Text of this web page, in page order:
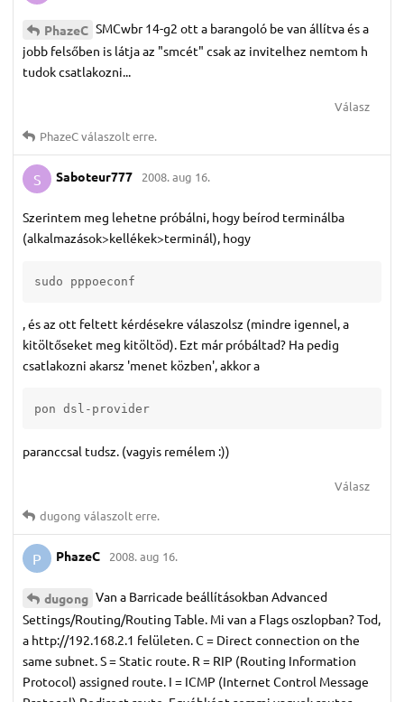
PhazeC SMCwbr 14-g2 ott a barangoló be van állítva és a
jobb felsőben is látja az "smcét" csak az invitelhez nemtom h
tudok csatlakozni...
Válasz
PhazeCválaszolt erre.
S Saboteur777 2008. aug 16.
Szerintem meg lehetne próbálni, hogy beírod terminálba
(alkalmazások>kellékek>terminál), hogy
sudo pppoeconf
, és az ott feltett kérdésekre válaszolsz (mindre igennel, a
kitöltőseket meg kitöltöd). Ezt már próbáltad? Ha pedig
csatlakozni akarsz 'menet közben', akkor a
pon dsl-provider
paranccsal tudsz. (vagyis remélem :))
Válasz
dugong válaszolt erre.
P PhazeC 2008. aug 16.
dugong Van a Barricade beállításokban Advanced
Settings/Routing/Routing Table. Mi van a Flags oszlopban? Tod,
a http://192.168.2.1 felületen. C = Direct connection on the
same subnet. S = Static route. R = RIP (Routing Information
Protocol) assigned route. I = ICMP (Internet Control Message